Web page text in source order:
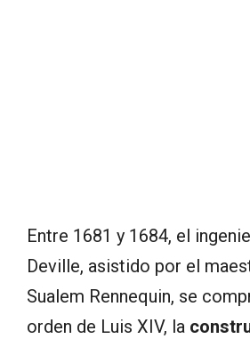
Entre 1681 y 1684, el
Deville, asistido por el
Sualem Rennequin, se
orden de Luis XIV, la